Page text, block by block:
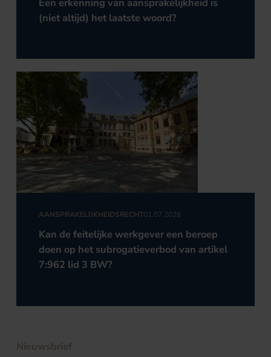
(niet altijd) het laatste woord?
AANSPRAKELIJKHEIDSRECHT01.07.2026
Kan de feitelijke werkgever een beroep
doen op het subrogatieverbod van artikel
7:962 lid 3 BW?
Nieuwsbrief